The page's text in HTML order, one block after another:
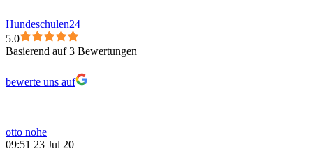
Hundeschulen24
5.0
Basierend auf 3 Bewertungen
bewerte uns auf
otto nohe
09:51 23 Jul 20